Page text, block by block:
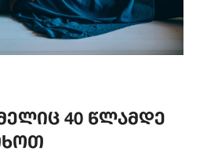
40 წლამდე